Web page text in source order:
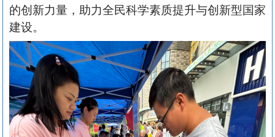
的创新力量，助力全民科学素质提升与创新型国家
建设。